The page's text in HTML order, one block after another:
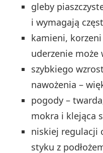
gleby
i wymagają
kamieni, korzeni
uderzenie może
szybkiego
nawożenia –
pogody –
mokra i klejąca
niskiej regulacji
styku z